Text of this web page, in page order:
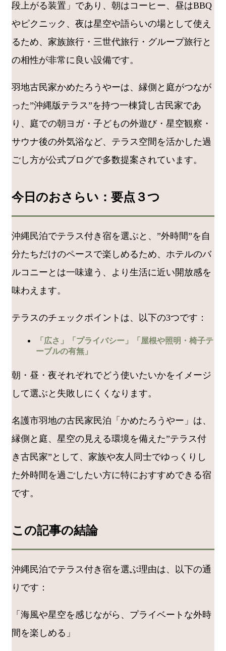
段上がる装置」であり、朝はコーヒー、昼はBBQ
やピクニック、夜は星空や語らいの場として使え
るため、家族旅行・三世代旅行・グループ旅行と
の相性が非常に良い設備です。
羽地古民家かめたろうやーは、縁側と庭がつなが
った”沖縄版テラス”を持つ一棟貸し古民家であ
り、庭での朝ヨガ・子どもの外遊び・星空観察・
サウナ後の外気浴など、テラス空間を活かした過
ごし方が公式ブログで多数提案されています。
今日のおさらい：要点３つ
沖縄民泊でテラス付き宿を選ぶと、”外時間”を自
分たちだけのペースで楽しめるため、ホテルのバ
ルコニーとは一味違う、より生活に近い開放感を
味わえます。
テラスのチェックポイントは、以下の3つです：
「広さ」「プライバシー」「屋根や照明・椅子テ
ーブルの有無」
朝・昼・夜それぞれでどう使いたいかをイメージ
して選ぶと失敗しにくくなります。
名護市羽地の古民家民泊「かめたろうやー」は、
縁側と庭、星空の見える環境を備えた”テラス付
き古民家”として、家族や友人同士でゆっくりし
た外時間を過ごしたい方に特におすすめできる宿
です。
この記事の結論
沖縄民泊でテラス付き宿を選ぶ理由は、以下の通
りです：
「海風や星空を感じながら、プライベートな外時
間を楽しめる」